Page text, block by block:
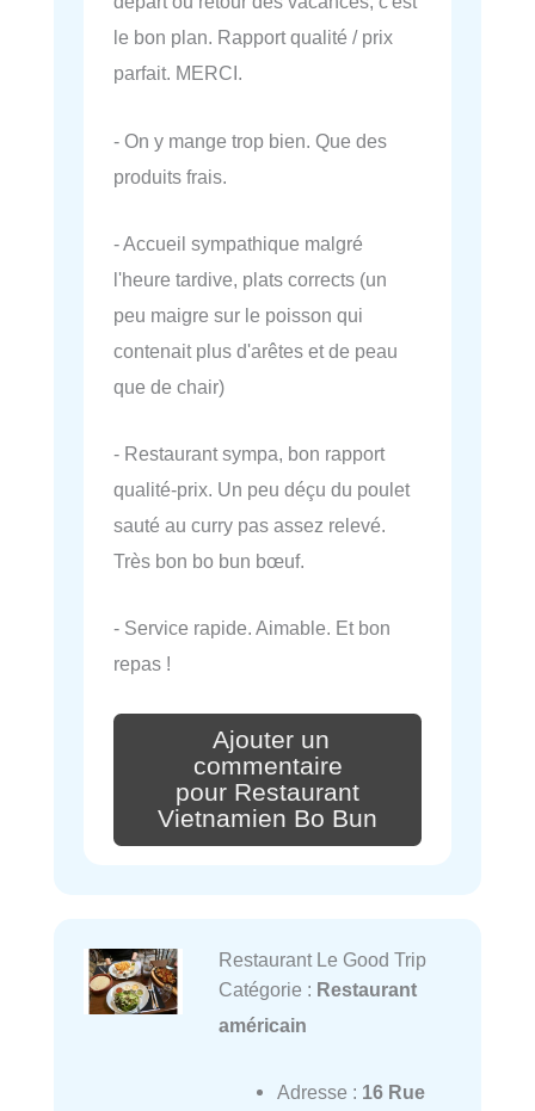
le bon plan. Rapport qualité / prix
parfait. MERCI.
- On y mange trop bien. Que des
produits frais.
- Accueil sympathique malgré
l'heure tardive, plats corrects (un
peu maigre sur le poisson qui
contenait plus d'arêtes et de peau
que de chair)
- Restaurant sympa, bon rapport
qualité-prix. Un peu déçu du poulet
sauté au curry pas assez relevé.
Très bon bo bun bœuf.
- Service rapide. Aimable. Et bon
repas !
Ajouter un
commentaire
pour Restaurant
Vietnamien Bo Bun
Restaurant Le Good Trip
Catégorie : Restaurant
américain
Adresse : 16 Rue